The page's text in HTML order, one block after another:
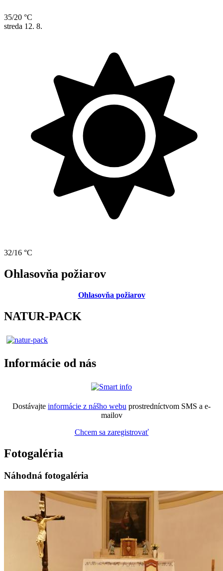
35/20 °C
streda 12. 8.
32/16 °C
Ohlasovňa požiarov
Ohlasovňa požiarov
NATUR-PACK
Informácie od nás
Dostávajte informácie z nášho webu prostredníctvom SMS a e-
mailov
Chcem sa zaregistrovať
Fotogaléria
Náhodná fotogaléria